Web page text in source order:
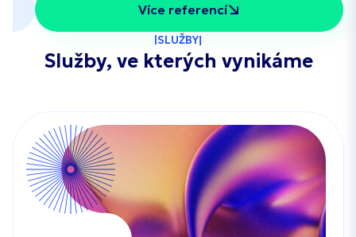
Více referencí
SLUŽBY
Služby, ve kterých vynikáme